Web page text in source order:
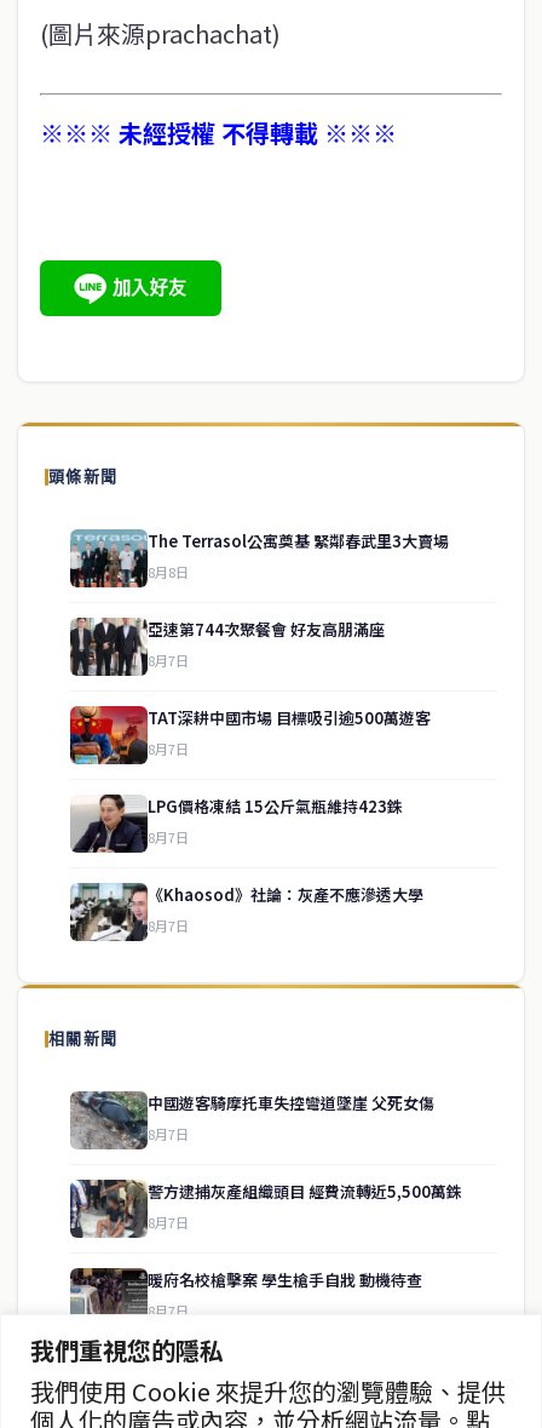
我們重視您的隱私
我們使用 Cookie 來提升您的瀏覽體驗、提供
個人化的廣告或內容，並分析網站流量。點
(圖片來源prachachat)
※※※ 未經授權 不得轉載 ※※※
頭條新聞
The Terrasol公寓奠基 緊鄰春武里3大賣場
8月8日
亞速第744次聚餐會 好友高朋滿座
8月7日
TAT深耕中國市場 目標吸引逾500萬遊客
8月7日
LPG價格凍結 15公斤氣瓶維持423銖
8月7日
《Khaosod》社論：灰產不應滲透大學
8月7日
相關新聞
中國遊客騎摩托車失控彎道墜崖 父死女傷
8月7日
警方逮捕灰產組織頭目 經費流轉近5,500萬銖
8月7日
暖府名校槍擊案 學生槍手自戕 動機待查
8月7日
暖武里名校發生槍擊案 2死15傷
8月7日
關於我們
泰國中文新聞（TCN）是一家總部設於曼谷的中文新聞媒體，致力於
供即時、客觀、多元的中文新聞內容。
房地產
聯絡資訊
service@thaichinesenews.com